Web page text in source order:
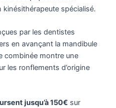
spécialisé.
par les dentistes
en avançant la mandibule
combinée montre une
les ronflements d’origine
jusqu’à 150€ sur